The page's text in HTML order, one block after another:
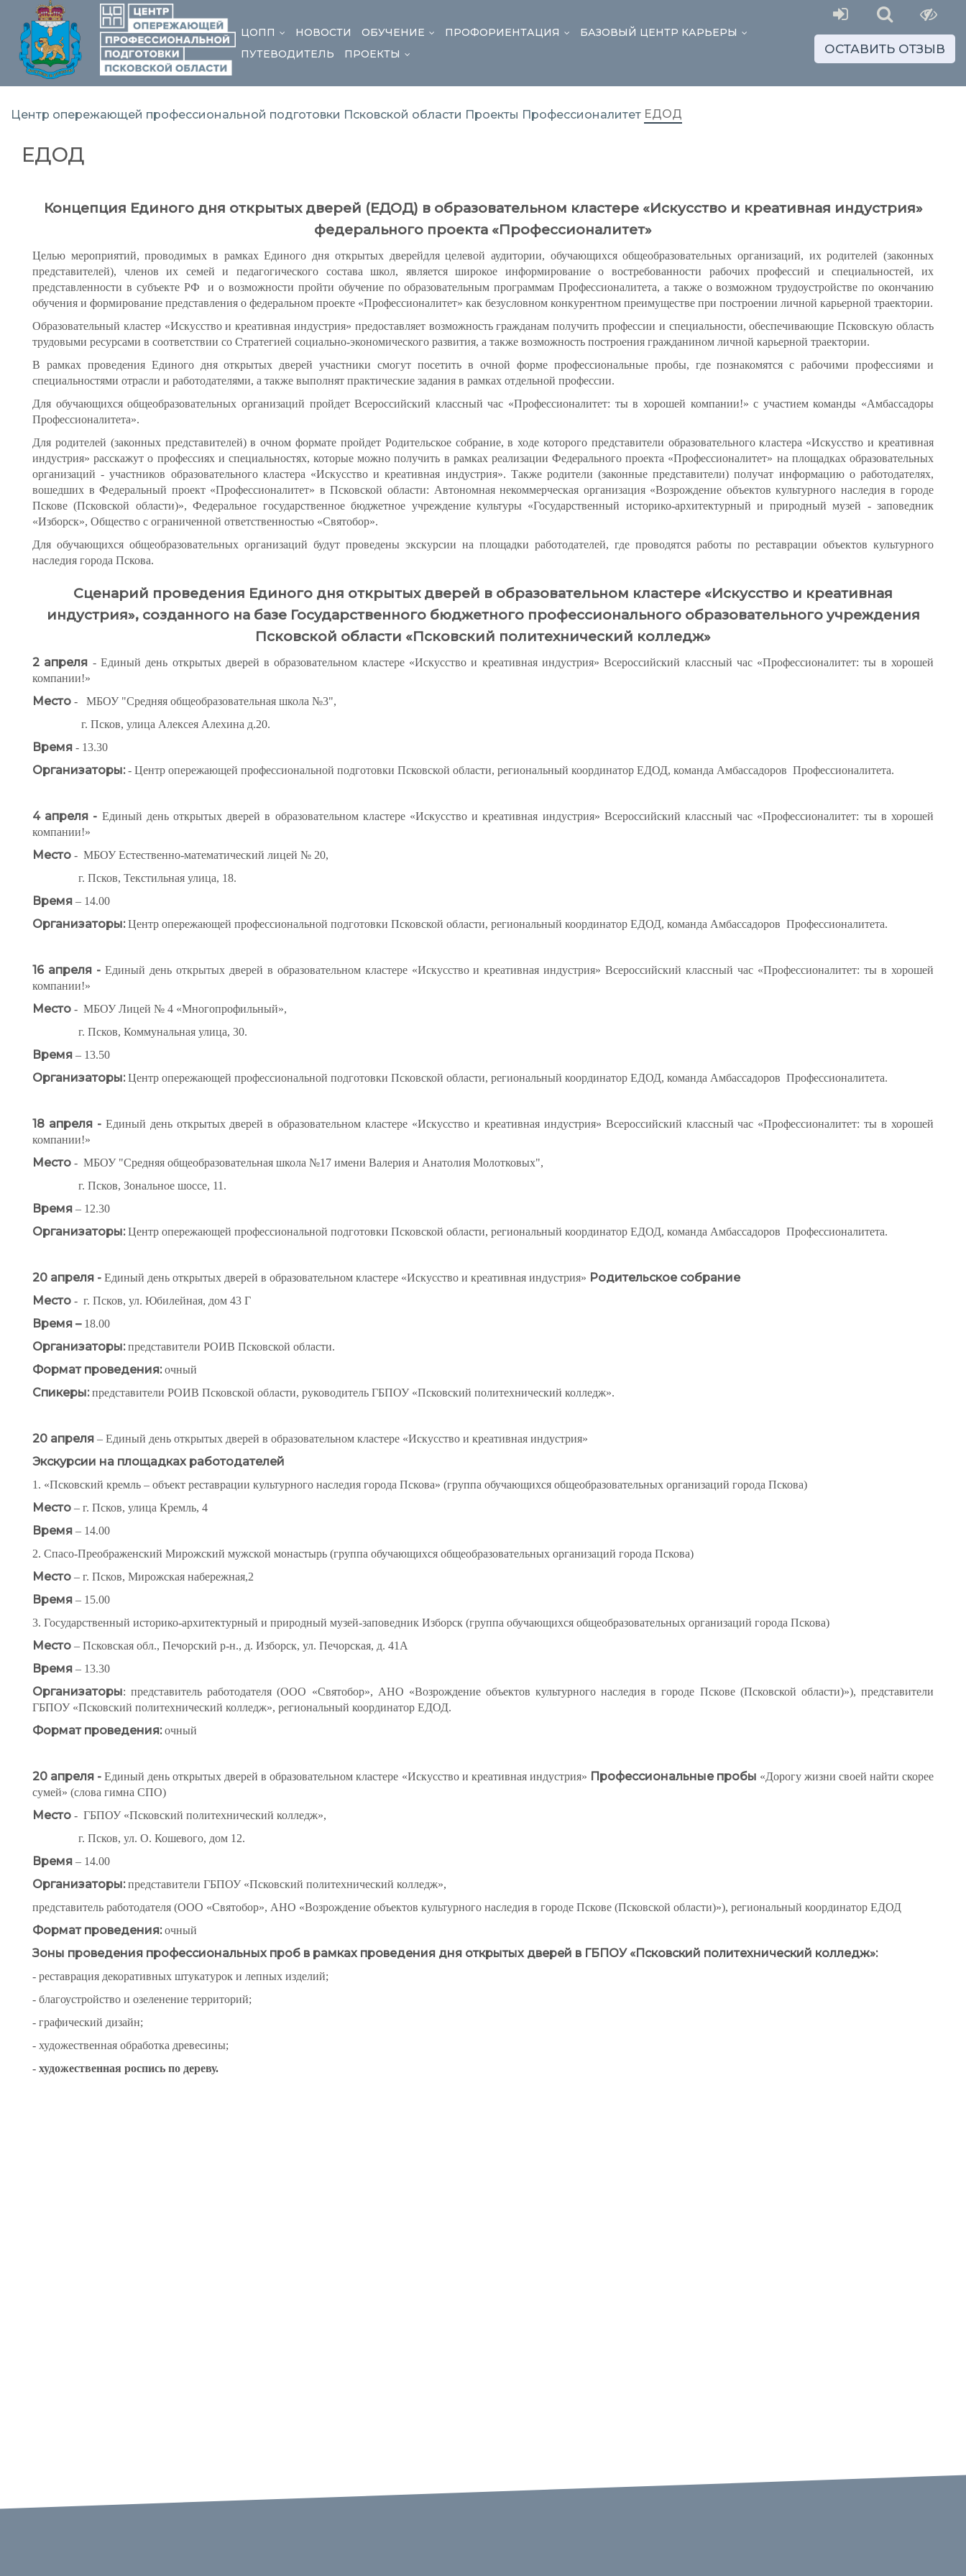
ЦОПП НОВОСТИ ОБУЧЕНИЕ ПРОФОРИЕНТАЦИЯ БАЗОВЫЙ ЦЕНТР КАРЬЕРЫ
ПУТЕВОДИТЕЛЬ ПРОЕКТЫ ОСТАВИТЬ ОТЗЫВ
Центр опережающей профессиональной подготовки Псковской области Проекты Профессионалитет ЕДОД
ЕДОД
Концепция Единого дня открытых дверей (ЕДОД) в образовательном кластере «Искусство и креативная индустрия»
федерального проекта «Профессионалитет»
Целью мероприятий, проводимых в рамках Единого дня открытых дверейдля целевой аудитории, обучающихся общеобразовательных организаций, их родителей (законных
представителей), членов их семей и педагогического состава школ, является широкое информирование о востребованности рабочих профессий и специальностей, их
представленности в субъекте РФ и о возможности пройти обучение по образовательным программам Профессионалитета, а также о возможном трудоустройстве по окончанию
обучения и формирование представления о федеральном проекте «Профессионалитет» как безусловном конкурентном преимуществе при построении личной карьерной траектории.
Образовательный кластер «Искусство и креативная индустрия» предоставляет возможность гражданам получить профессии и специальности, обеспечивающие Псковскую область
трудовыми ресурсами в соответствии со Стратегией социально-экономического развития, а также возможность построения гражданином личной карьерной траектории.
В рамках проведения Единого дня открытых дверей участники смогут посетить в очной форме профессиональные пробы, где познакомятся с рабочими профессиями и
специальностями отрасли и работодателями, а также выполнят практические задания в рамках отдельной профессии.
Для обучающихся общеобразовательных организаций пройдет Всероссийский классный час «Профессионалитет: ты в хорошей компании!» с участием команды «Амбассадоры
Профессионалитета».
Для родителей (законных представителей) в очном формате пройдет Родительское собрание, в ходе которого представители образовательного кластера «Искусство и креативная
индустрия» расскажут о профессиях и специальностях, которые можно получить в рамках реализации Федерального проекта «Профессионалитет» на площадках образовательных
организаций - участников образовательного кластера «Искусство и креативная индустрия». Также родители (законные представители) получат информацию о работодателях,
вошедших в Федеральный проект «Профессионалитет» в Псковской области: Автономная некоммерческая организация «Возрождение объектов культурного наследия в городе
Пскове (Псковской области)», Федеральное государственное бюджетное учреждение культуры «Государственный историко-архитектурный и природный музей - заповедник
«Изборск», Общество с ограниченной ответственностью «Святобор».
Для обучающихся общеобразовательных организаций будут проведены экскурсии на площадки работодателей, где проводятся работы по реставрации объектов культурного
наследия города Пскова.
Сценарий проведения Единого дня открытых дверей в образовательном кластере «Искусство и креативная
индустрия», созданного на базе Государственного бюджетного профессионального образовательного учреждения
Псковской области «Псковский политехнический колледж»
2 апреля - Единый день открытых дверей в образовательном кластере «Искусство и креативная индустрия» Всероссийский классный час «Профессионалитет: ты в хорошей
компании!»
Место - МБОУ "Средняя общеобразовательная школа №3",
г. Псков, улица Алексея Алехина д.20.
Время - 13.30
Организаторы:- Центр опережающей профессиональной подготовки Псковской области, региональный координатор ЕДОД, команда Амбассадоров Профессионалитета.
4 апреля - Единый день открытых дверей в образовательном кластере «Искусство и креативная индустрия» Всероссийский классный час «Профессионалитет: ты в хорошей
компании!»
Место - МБОУ Естественно-математический лицей № 20,
г. Псков, Текстильная улица, 18.
Время – 14.00
Организаторы:Центр опережающей профессиональной подготовки Псковской области, региональный координатор ЕДОД, команда Амбассадоров Профессионалитета.
16 апреля - Единый день открытых дверей в образовательном кластере «Искусство и креативная индустрия» Всероссийский классный час «Профессионалитет: ты в хорошей
компании!»
Место - МБОУ Лицей № 4 «Многопрофильный»,
г. Псков, Коммунальная улица, 30.
Время – 13.50
Организаторы:Центр опережающей профессиональной подготовки Псковской области, региональный координатор ЕДОД, команда Амбассадоров Профессионалитета.
18 апреля - Единый день открытых дверей в образовательном кластере «Искусство и креативная индустрия» Всероссийский классный час «Профессионалитет: ты в хорошей
компании!»
Место - МБОУ "Средняя общеобразовательная школа №17 имени Валерия и Анатолия Молотковых",
г. Псков, Зональное шоссе, 11.
Время – 12.30
Организаторы:Центр опережающей профессиональной подготовки Псковской области, региональный координатор ЕДОД, команда Амбассадоров Профессионалитета.
20 апреля - Единый день открытых дверей в образовательном кластере «Искусство и креативная индустрия» Родительское собрание
Место - г. Псков, ул. Юбилейная, дом 43 Г
Время – 18.00
Организаторы:представители РОИВ Псковской области.
Формат проведения:очный
Спикеры:представители РОИВ Псковской области, руководитель ГБПОУ «Псковский политехнический колледж».
20 апреля – Единый день открытых дверей в образовательном кластере «Искусство и креативная индустрия»
Экскурсии на площадках работодателей
1. «Псковский кремль – объект реставрации культурного наследия города Пскова» (группа обучающихся общеобразовательных организаций города Пскова)
Место – г. Псков, улица Кремль, 4
Время – 14.00
2. Спасо-Преображенский Мирожский мужской монастырь (группа обучающихся общеобразовательных организаций города Пскова)
Место – г. Псков, Мирожская набережная,2
Время – 15.00
3. Государственный историко-архитектурный и природный музей-заповедник Изборск (группа обучающихся общеобразовательных организаций города Пскова)
Место – Псковская обл., Печорский р-н., д. Изборск, ул. Печорская, д. 41А
Время – 13.30
Организаторы: представитель работодателя (ООО «Святобор», АНО «Возрождение объектов культурного наследия в городе Пскове (Псковской области)»), представители
ГБПОУ «Псковский политехнический колледж», региональный координатор ЕДОД.
Формат проведения:очный
20 апреля -Единый день открытых дверей в образовательном кластере «Искусство и креативная индустрия» Профессиональные пробы «Дорогу жизни своей найти скорее
сумей» (слова гимна СПО)
Место - ГБПОУ «Псковский политехнический колледж»,
г. Псков, ул. О. Кошевого, дом 12.
Время – 14.00
Организаторы:представители ГБПОУ «Псковский политехнический колледж»,
представитель работодателя (ООО «Святобор», АНО «Возрождение объектов культурного наследия в городе Пскове (Псковской области)»), региональный координатор ЕДОД
Формат проведения:очный
Зоны проведения профессиональных проб в рамках проведения дня открытых дверей в ГБПОУ «Псковский политехнический колледж»:
- реставрация декоративных штукатурок и лепных изделий;
- благоустройство и озеленение территорий;
- графический дизайн;
- художественная обработка древесины;
- художественная роспись по дереву.